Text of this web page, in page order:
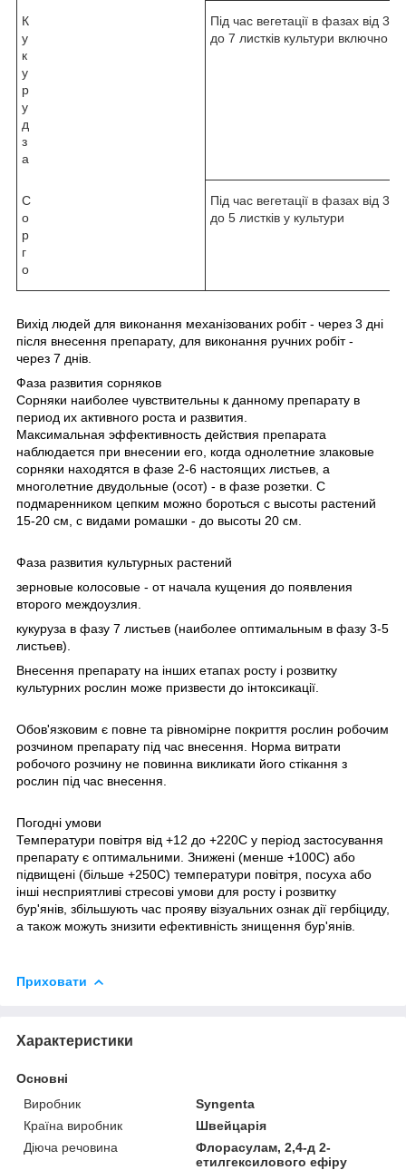
К
у
к
у
р
у
д
з
а
Під час вегетації в фазах від 3
до 7 листків культури включно
С
о
р
г
о
Під час вегетації в фазах від 3
до 5 листків у культури
Вихід людей для виконання механізованих робіт - через 3 дні
після внесення препарату, для виконання ручних робіт -
через 7 днів.
Фаза развития сорняков
Сорняки наиболее чувствительны к данному препарату в
период их активного роста и развития.
Максимальная эффективность действия препарата
наблюдается при внесении его, когда однолетние злаковые
сорняки находятся в фазе 2-6 настоящих листьев, а
многолетние двудольные (осот) - в фазе розетки. С
подмаренником цепким можно бороться с высоты растений
15-20 см, с видами ромашки - до высоты 20 см.
Фаза развития культурных растений
зерновые колосовые - от начала кущения до появления
второго междоузлия.
кукуруза в фазу 7 листьев (наиболее оптимальным в фазу 3-5
листьев).
Внесення препарату на інших етапах росту і розвитку
культурних рослин може призвести до інтоксикації.
Обов'язковим є повне та рівномірне покриття рослин робочим
розчином препарату під час внесення. Норма витрати
робочого розчину не повинна викликати його стікання з
рослин під час внесення.
Погодні умови
Температури повітря від +12 до +220С у період застосування
препарату є оптимальними. Знижені (менше +100С) або
підвищені (більше +250С) температури повітря, посуха або
інші несприятливі стресові умови для росту і розвитку
бур'янів, збільшують час прояву візуальних ознак дії гербіциду,
а також можуть знизити ефективність знищення бур'янів.
Приховати
Характеристики
Основні
Виробник
Syngenta
Країна виробник
Швейцарія
Діюча речовина
Флорасулам, 2,4-д 2-
етилгексилового ефіру